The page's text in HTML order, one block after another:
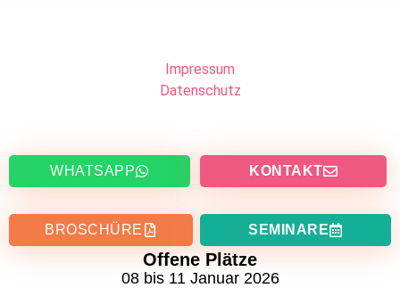
Impressum
Datenschutz
WHATSAPP KONTAKT
BROSCHÜRE SEMINARE
Offene Plätze
08 bis 11 Januar 2026